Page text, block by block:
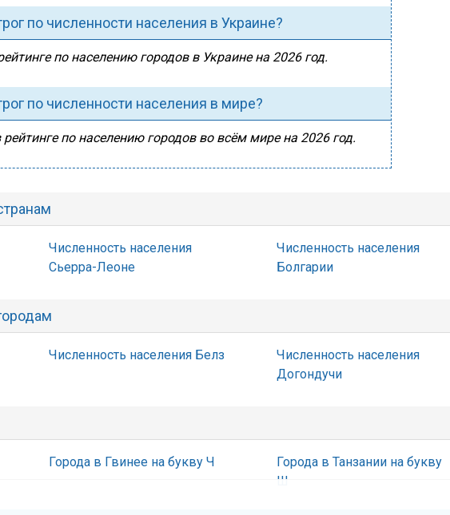
по численности населения в Украине?
по населению городов в Украине на 2026 год.
по численности населения в мире?
по населению городов во всём мире на 2026 год.
Численность населения
Сьерра-Леоне
Численность населения
Болгарии
Численность населения Белз
Численность населения
Догондучи
Города в Гвинее на букву Ч
Города в Танзании на букву
Ш